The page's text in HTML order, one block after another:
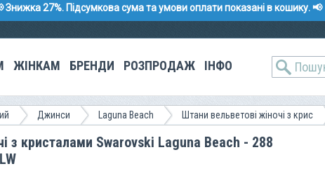
Знижка 27%. Підсумкова сума та умови оплати показані в кошику. 📢
ЖІНКАМ БРЕНДИ РОЗПРОДАЖ ІНФО
Джинси Laguna Beach Штани вельветові жіночі з крис
з кристалами Swarovski Laguna Beach - 288